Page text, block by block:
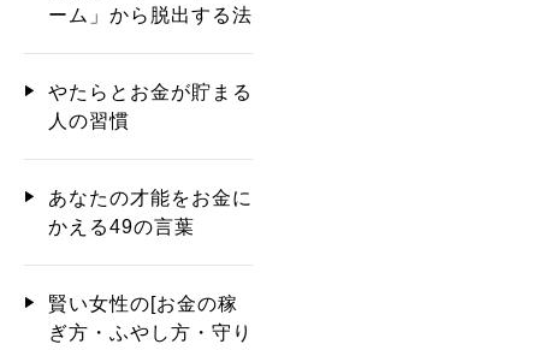
ーム」から脱出する法
やたらとお金が貯まる
人の習慣
あなたの才能をお金に
かえる49の言葉
賢い女性の[お金の稼
ぎ方・ふやし方・守り